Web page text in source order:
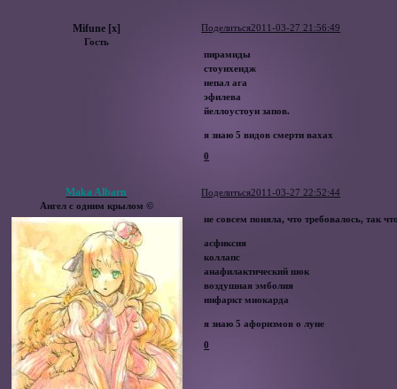
Поделиться2011-03-27 21:56:49
Mifune [x]
Гость
пирамиды
стоунхендж
непал ага
эфилева
йеллоустоун запов.
я знаю 5 видов смерти вахах
0
Поделиться2011-03-27 22:52:44
Maka Albarn
Ангел с одним крылом ©
не совсем поняла, что требовалось, так
асфиксия
коллапс
анафилактический шок
воздушная эмболия
инфаркт миокарда
я знаю 5 афоризмов о луне
0